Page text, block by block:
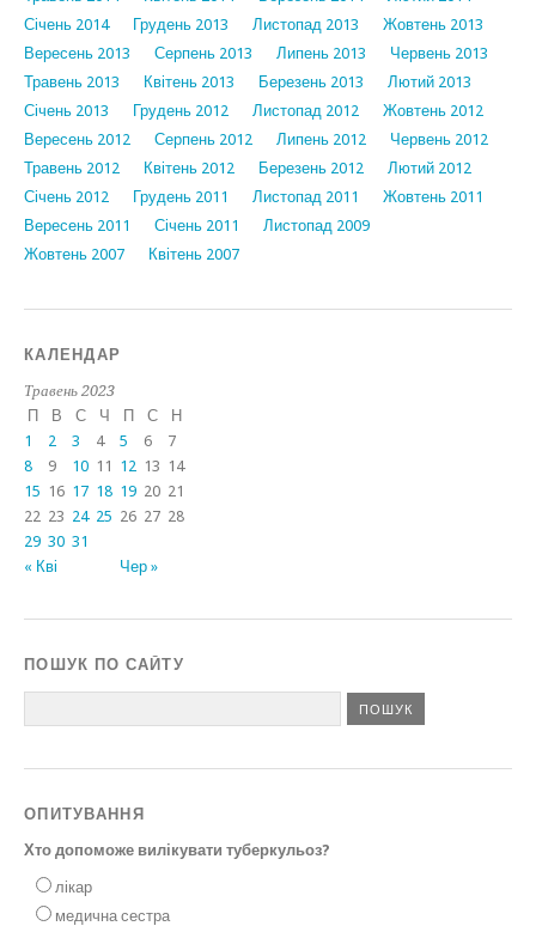
Січень 2014
Грудень 2013 Листопад 2013
Жовтень 2013
Вересень 2013
Серпень 2013 Липень 2013
Червень 2013
Травень 2013
Квітень 2013 Березень 2013
Лютий 2013
Січень 2013
Грудень 2012 Листопад 2012
Жовтень 2012
Вересень 2012
Серпень 2012 Липень 2012
Червень 2012
Травень 2012
Квітень 2012 Березень 2012
Лютий 2012
Січень 2012
Грудень 2011 Листопад 2011
Жовтень 2011
Вересень 2011
Січень 2011
Листопад 2009
Жовтень 2007
Квітень 2007
КАЛЕНДАР
Травень 2023
П
В С Ч П С Н
« Кві Чер »
1 2 3 4 5 6
7
8
9 10 11 12 13 14
15 16 17 18 19 20 21
22 23 24 25 26 27 28
29 30 31
ПОШУК ПО САЙТУ
ОПИТУВАННЯ
Хто допоможе вилікувати туберкульоз?
лікар
медична сестра